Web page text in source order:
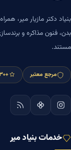
بنیاد دکتر مازیار میر،
مستند.
مرجع معتبر +۳۰ سال تجربه
خدمات بنیاد میر